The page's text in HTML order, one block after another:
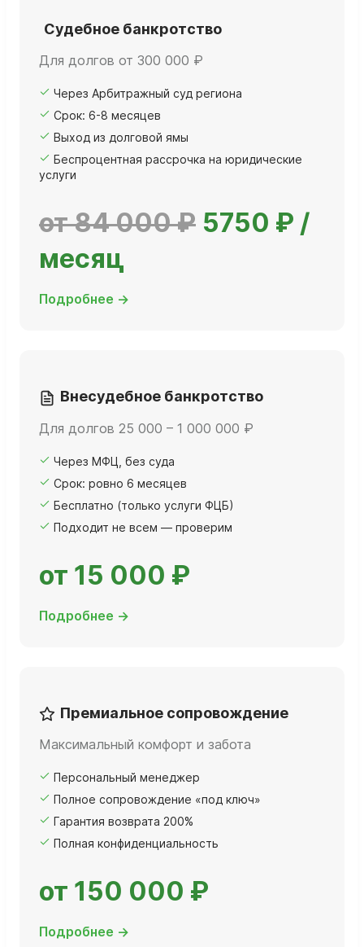
Судебное банкротство
Для долгов от 300 000 ₽
Через Арбитражный суд региона
Срок: 6-8 месяцев
Выход из долговой ямы
Беспроцентная рассрочка на юридические
услуги
от 84 000 ₽ 5750 ₽ /
месяц
Подробнее →
Внесудебное банкротство
Для долгов 25 000 – 1 000 000 ₽
Через МФЦ, без суда
Срок: ровно 6 месяцев
Бесплатно (только услуги ФЦБ)
Подходит не всем — проверим
от 15 000 ₽
Подробнее →
Премиальное сопровождение
Максимальный комфорт и забота
Персональный менеджер
Полное сопровождение «под ключ»
Гарантия возврата 200%
Полная конфиденциальность
от 150 000 ₽
Подробнее →